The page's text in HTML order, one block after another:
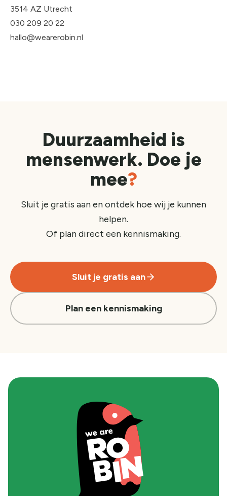
3514 AZ Utrecht
030 209 20 22
hallo@wearerobin.nl
Duurzaamheid is
mensenwerk. Doe je
mee?
Sluit je gratis aan en ontdek hoe wij je kunnen
helpen.
Of plan direct een kennismaking.
Sluit je gratis aan
Plan een kennismaking